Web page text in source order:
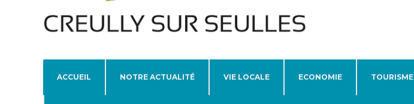
ACCUEIL NOTRE ACTUALITÉ VIE LOCALE ECONOMIE TOURISME